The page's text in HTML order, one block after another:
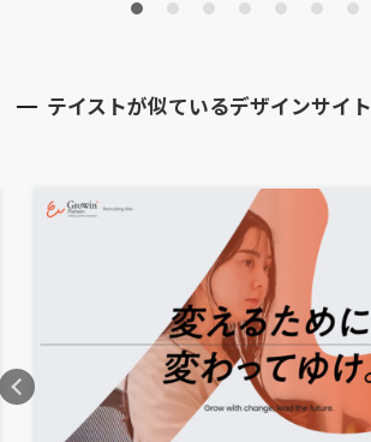
テイストが似ているデザインサイト